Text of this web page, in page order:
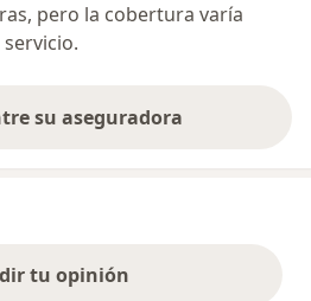
pero la cobertura varía
su aseguradora
tu opinión